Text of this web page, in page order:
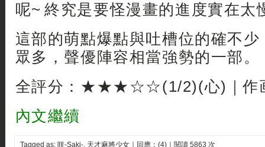
呢~ 終究是要怪漫畫的進度實在太
這部的萌點爆點與吐槽位的確不
眾多，聲優陣容相當強勢的一部。
全評分：★★★☆☆(1/2)(心)｜作
內文繼續
Tagged as: 咲-Saki-, 天才麻將少女｜ 回應：(4)｜閱讀 5863 次